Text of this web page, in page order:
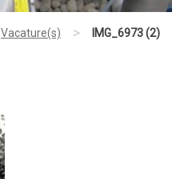
Vacature(s) > IMG_6973 (2)